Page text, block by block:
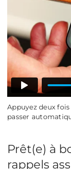
Appuyez deux
passer
Prêt(e) à
rappels